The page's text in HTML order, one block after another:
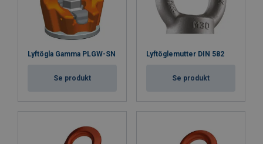
Lyftögla Gamma PLGW-SN
Se produkt
Lyftöglemutter DIN 582
Se produkt